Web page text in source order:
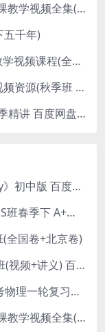
沪科版(初三)九年级物理全一册网课教学视频全集(录播版 杜春雨 66讲)
五千年)
[胡金铭 Diana]新概念英语第1册教学视频课程(全集 百度网盘下载)
2022赵礼显高一数学必修一课程视频资源(秋季班 含讲义)百度网盘云
胡源2024届高考数学二轮寒假春季精讲 百度网盘分享
一天一个小故事《one story a day》初中版 百度网盘分享下载
初中数学 2024初一数学 朱韬数学 S班春季下 A+班春季下 百度云网盘
全国卷+北京卷)
杨萌物理2023初三物理上秋季A+班(视频+讲义) 百度网盘分享
2024赵玉峰高三物理课程24年高考物理一轮复习网课教程
沪科版(初三)九年级物理全一册网课教学视频全集(录播版 杜春雨 66讲)